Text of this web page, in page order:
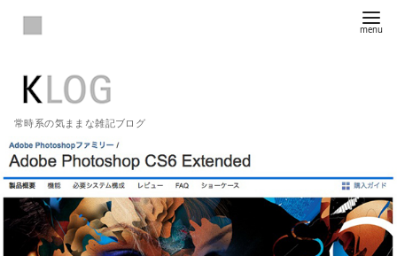
常時系の気ままな雑記ブログ